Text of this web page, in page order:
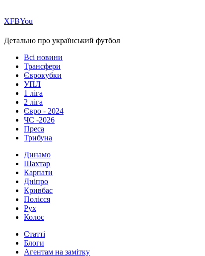
ХFBYou
Детально про український футбол
Всі новини
Трансфери
Єврокубки
УПЛ
1 ліга
2 ліга
Євро - 2024
ЧС -2026
Преса
Трибуна
Динамо
Шахтар
Карпати
Дніпро
Кривбас
Полісся
Рух
Колос
Статті
Блоги
Агентам на замітку